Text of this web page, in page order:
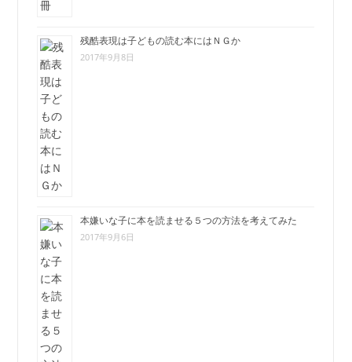
残酷表現は子どもの読む本にはＮＧか
2017年9月8日
本嫌いな子に本を読ませる５つの方法を考えてみた
2017年9月6日